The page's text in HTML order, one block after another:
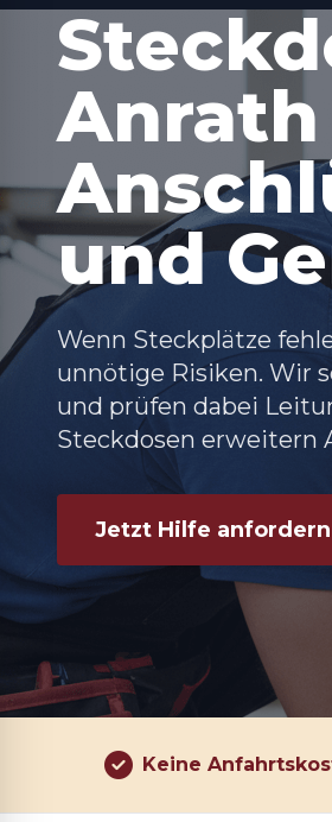
Anrath
und
Wenn Steckplätze
unnötige Risiken. Wir
und prüfen dabei
Steckdosen erweitern
Jetzt Hilfe anfordern
Keine